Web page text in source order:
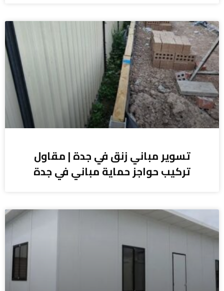
تسوير مباني زنق في جدة | مقاول
تركيب حواجز حماية مباني في جدة